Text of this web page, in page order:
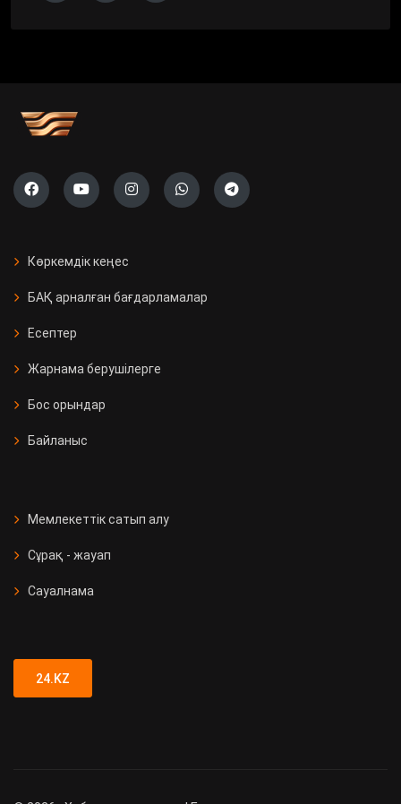
Көркемдік кеңес
БАҚ арналған бағдарламалар
Есептер
Жарнама берушілерге
Бос орындар
Байланыс
Мемлекеттік сатып алу
Сұрақ - жауап
Сауалнама
24.KZ